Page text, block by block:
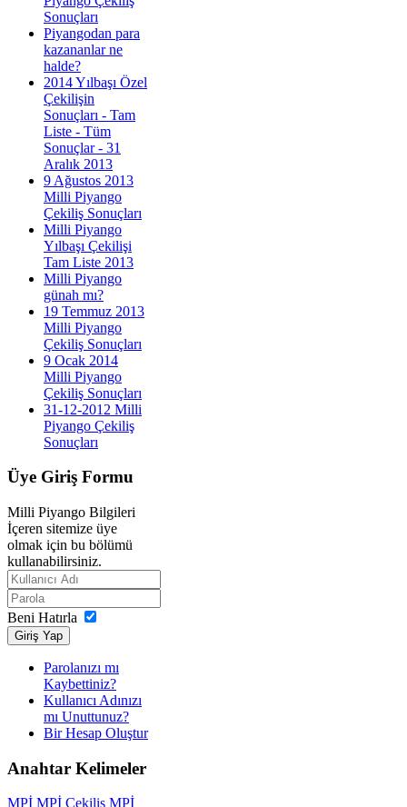
Sonuçları
Piyangodan para
kazananlar ne
halde?
2014 Yılbaşı Özel
Çekilişin
Sonuçları - Tam
Liste - Tüm
Sonuçlar - 31
Aralık 2013
9 Ağustos 2013
Milli Piyango
Çekiliş Sonuçları
Milli Piyango
Yılbaşı Çekilişi
Tam Liste 2013
Milli Piyango
günah mı?
19 Temmuz 2013
Milli Piyango
Çekiliş Sonuçları
9 Ocak 2014
Milli Piyango
Çekiliş Sonuçları
31-12-2012 Milli
Piyango Çekiliş
Sonuçları
Üye Giriş Formu
Milli Piyango Bilgileri
İçeren sitemize üye
olmak için bu bölümü
kullanabilirsiniz.
Beni Hatırla
Giriş Yap
Parolanızı mı
Kaybettiniz?
Kullanıcı Adınızı
mı Unuttunuz?
Bir Hesap Oluştur
Anahtar Kelimeler
MPİ MPİ Çekiliş MPİ